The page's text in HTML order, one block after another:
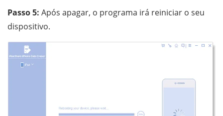
Passo 5: Após apagar, o programa irá reiniciar o seu
dispositivo.